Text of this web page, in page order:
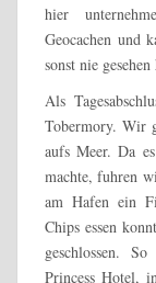
hier
Geocachen und
sonst nie gesehen
Als
Tobermory. Wir
aufs Meer. Da
machte, fuhren
am Hafen ein
Chips essen
geschlossen.
Princess Hotel,